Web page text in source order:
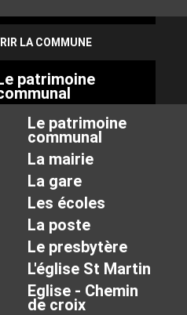
LA COMMUNE
patrimoine
Le patrimoine
communal
La mairie
La gare
Les écoles
La poste
Le presbytère
L'église St Martin
Eglise - Chemin
de croix